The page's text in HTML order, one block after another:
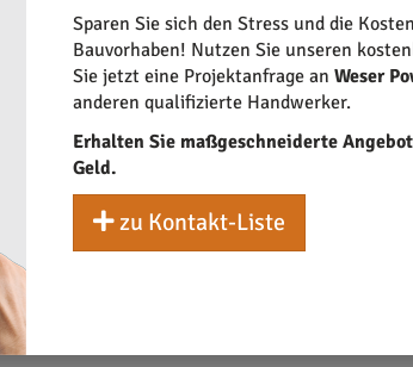
lokale Wirtschaft. Verbraucher, die ein
Unterschied bewirken.
Sparen Sie sich den Stress und die
Bauvorhaben! Nutzen Sie unseren
Sie jetzt eine Projektanfrage an Weser
anderen qualifizierte Handwerker.
Erhalten Sie maßgeschneiderte
Geld.
zu Kontakt-Liste